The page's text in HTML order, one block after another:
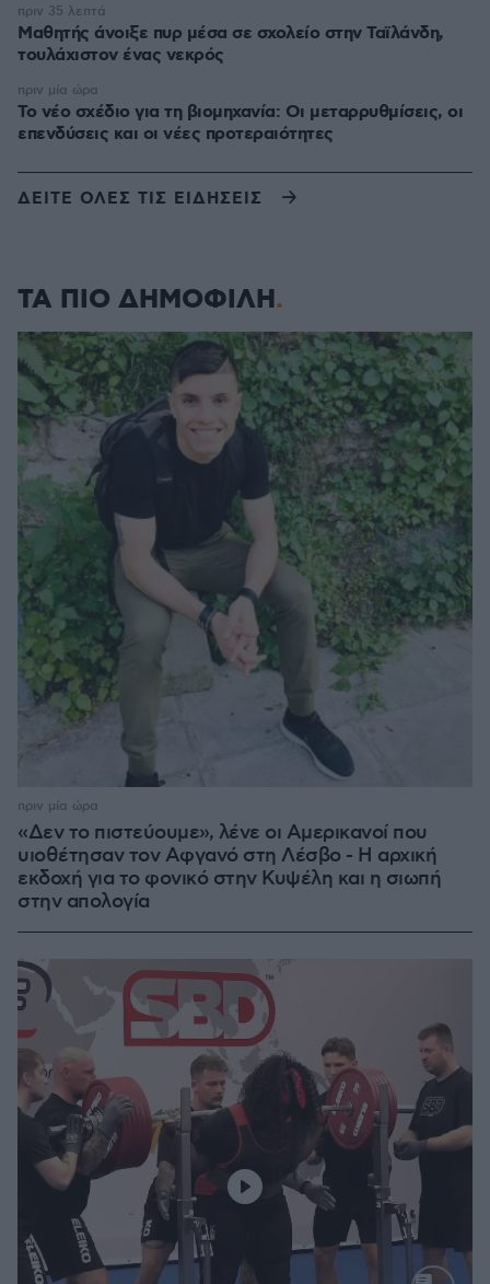
Μαθητής άνοιξε πυρ μέσα σε σχολείο στην Ταϊλάνδη,
τουλάχιστον ένας νεκρός
πριν 35 λεπτά
Το νέο σχέδιο για τη βιομηχανία: Οι μεταρρυθμίσεις, οι
επενδύσεις και οι νέες προτεραιότητες
πριν μία ώρα
ΔΕΙΤΕ ΟΛΕΣ ΤΙΣ ΕΙΔΗΣΕΙΣ
ΤΑ ΠΙΟ ΔΗΜΟΦΙΛΗ
«Δεν το πιστεύουμε», λένε οι Αμερικανοί που
υιοθέτησαν τον Αφγανό στη Λέσβο - Η αρχική
εκδοχή για το φονικό στην Κυψέλη και η σιωπή
στην απολογία
πριν μία ώρα